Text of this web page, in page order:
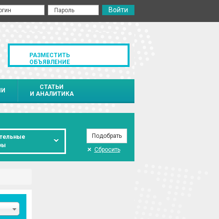
РАЗМЕСТИТЬ
ОБЪЯВЛЕНИЕ
СТАТЬИ
И АНАЛИТИКА
Сбросить